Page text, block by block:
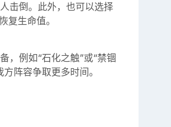
击倒。此外，也可以选择
复生命值。
，例如“石化之触”或“禁锢
阵容争取更多时间。